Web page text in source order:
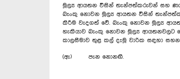
මූල්‍ය ආයතන විසින් තැන්පත්කරුවන් සහ ණය
බැංකු නොවන මූල්‍ය ආයතන විසින්
කිරීම වැදගත් වේ. බැංකු නොවන මූල්‍ය
හැකියාව බැංකු නොවන මූල්‍ය ආයතනවලට
කාලසීමාව තුළ කල් දැමූ වාරික සඳහා
(ඇ) පැන නොනඟී.